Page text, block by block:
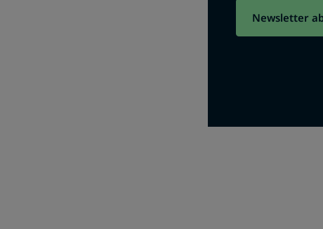
Newsletter